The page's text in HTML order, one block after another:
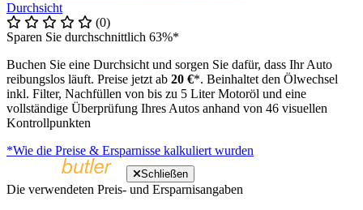
Durchsicht
(0)
Sparen Sie durchschnittlich 63%*
Buchen Sie eine Durchsicht und sorgen Sie dafür, dass Ihr Auto
reibungslos läuft. Preise jetzt ab 20 €*. Beinhaltet den Ölwechsel
inkl. Filter, Nachfüllen von bis zu 5 Liter Motoröl und eine
vollständige Überprüfung Ihres Autos anhand von 46 visuellen
Kontrollpunkten
*Wie die Preise & Ersparnisse kalkuliert wurden
Schließen
Die verwendeten Preis- und Ersparnisangaben